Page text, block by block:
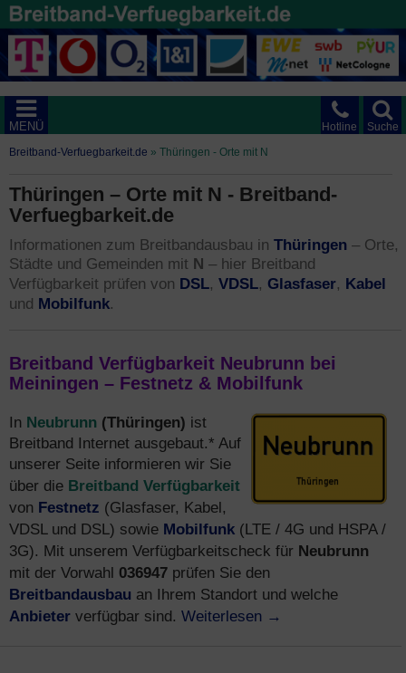
Suche
Hotline
MENÜ
Breitband-Verfuegbarkeit.de » Thüringen - Orte mit N
Thüringen – Orte mit N - Breitband-
Verfuegbarkeit.de
Informationen zum Breitbandausbau in Thüringen – Orte,
Städte und Gemeinden mit N – hier Breitband
Verfügbarkeit prüfen von DSL, VDSL, Glasfaser, Kabel
und Mobilfunk.
Breitband Verfügbarkeit Neubrunn bei
Meiningen – Festnetz & Mobilfunk
In Neubrunn (Thüringen) ist
Breitband Internet ausgebaut.* Auf
unserer Seite informieren wir Sie
über die Breitband Verfügbarkeit
von Festnetz (Glasfaser, Kabel,
VDSL und DSL) sowie Mobilfunk (LTE / 4G und HSPA /
3G). Mit unserem Verfügbarkeitscheck für Neubrunn
mit der Vorwahl 036947 prüfen Sie den
Breitbandausbau an Ihrem Standort und welche
Anbieter verfügbar sind. Weiterlesen →